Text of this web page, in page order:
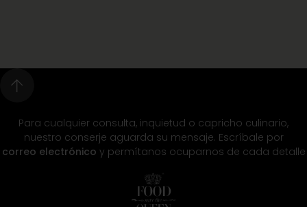
Para cualquier consulta, inquietud o capricho culinario,
nuestro conserje aguarda su mensaje. Escríbale por
correo electrónico y permítanos ocuparnos de cada detalle